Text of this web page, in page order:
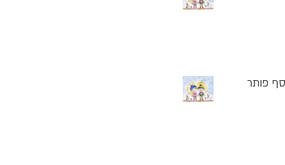
פותר